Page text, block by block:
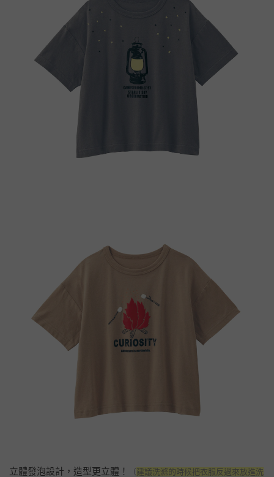
立體發泡設計，造型更立體！ （ 建議洗滌的時候把衣服反過來放進洗